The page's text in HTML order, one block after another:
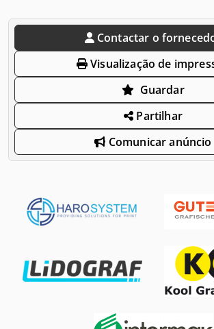
Contactar o
Visualização de
Guardar
Partilhar
Comunicar anúncio